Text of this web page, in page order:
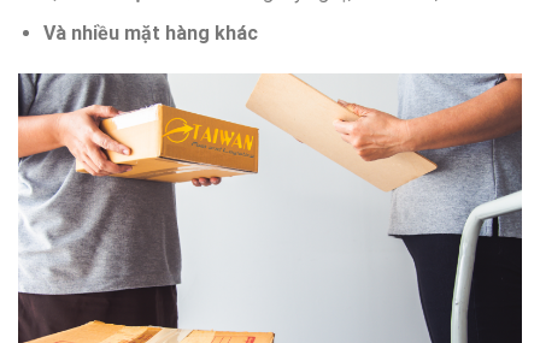
Và nhiều mặt hàng khác